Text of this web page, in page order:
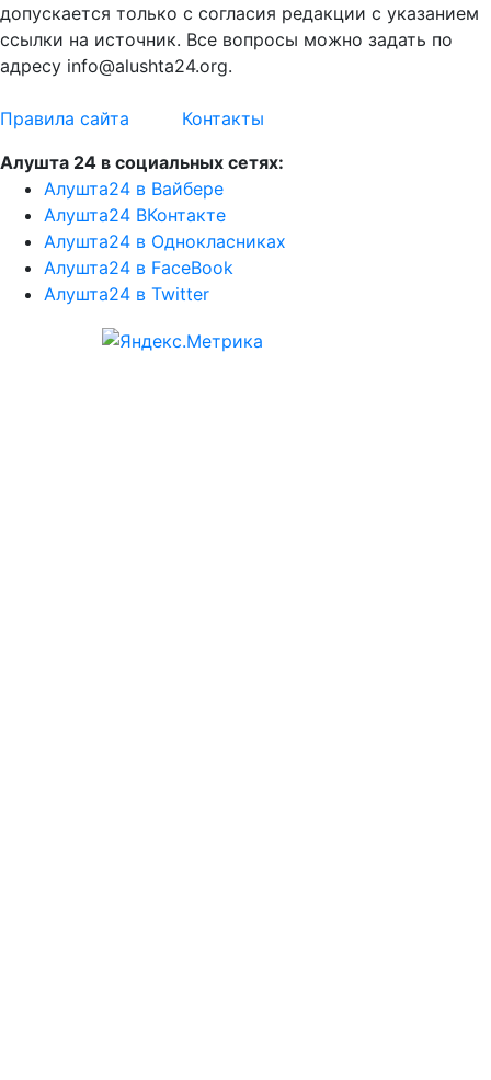
допускается только с согласия редакции с указанием
ссылки на источник. Все вопросы можно задать по
адресу info@alushta24.org.
Правила сайта
Контакты
Алушта 24 в социальных сетях:
Алушта24 в Вайбере
Алушта24 ВКонтакте
Алушта24 в Однокласниках
Алушта24 в FaceBook
Алушта24 в Twitter